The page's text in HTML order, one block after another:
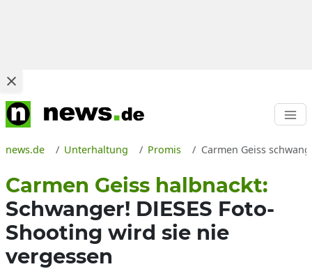
news.de Unterhaltung Promis Carmen Geiss
Carmen Geiss halbnackt:
Schwanger! DIESES Foto-
Shooting wird sie nie
vergessen